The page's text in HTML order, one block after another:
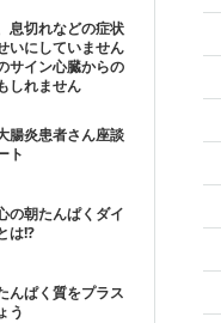
息切れなどの症状
いにしていません
サイン心臓からの
しれません
腸炎患者さん座談
ト
の朝たんぱくダイ
は!?
んぱく質をプラス
う